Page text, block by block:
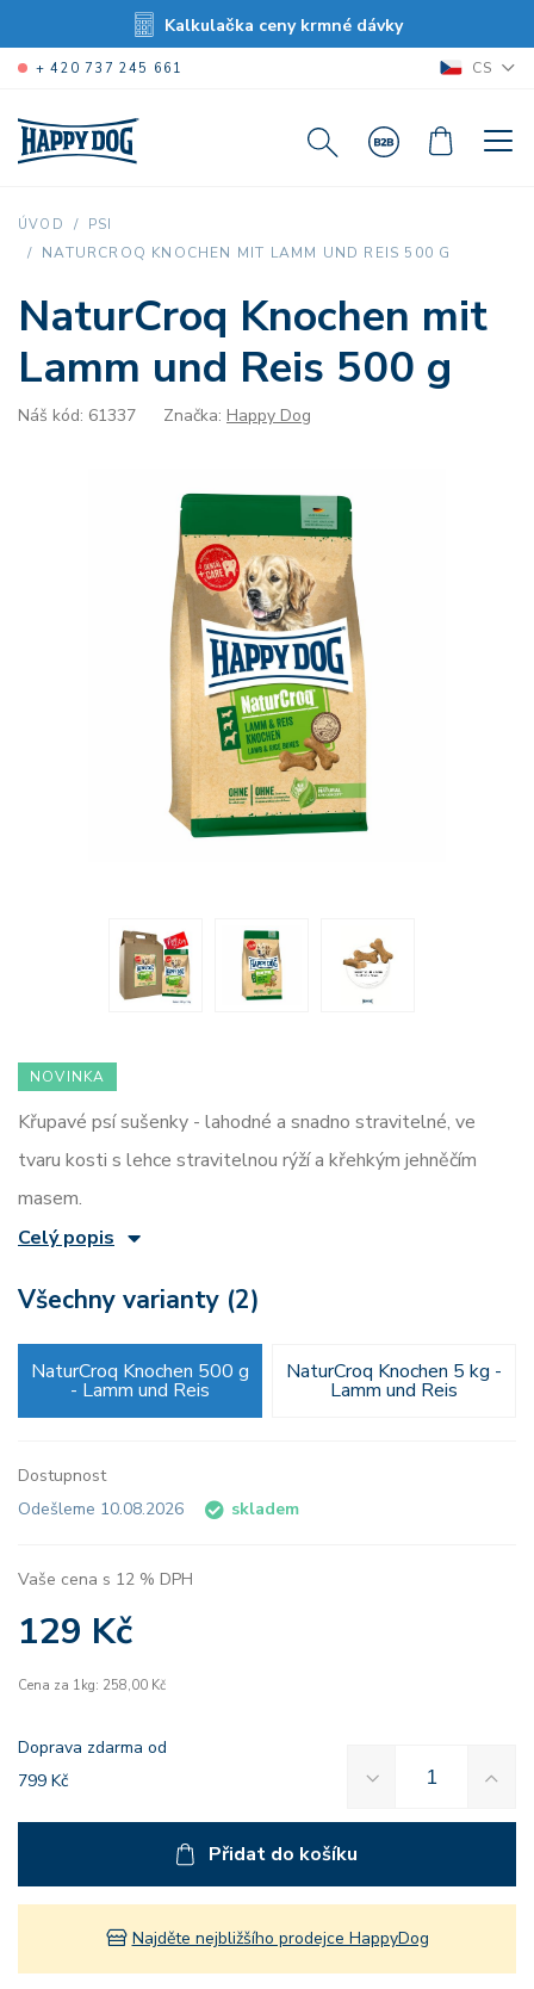
Kalkulačka ceny krmné dávky
+ 420 737 245 661 CS
ÚVOD PSI
NATURCROQ KNOCHEN MIT LAMM UND REIS 500 G
NaturCroq Knochen mit
Lamm und Reis 500 g
Náš kód: 61337 Značka: Happy Dog
NOVINKA
Křupavé psí sušenky - lahodné a snadno stravitelné, ve
tvaru kosti s lehce stravitelnou rýží a křehkým jehněčím
masem.
Celý popis
Všechny varianty (2)
NaturCroq Knochen 500 g
- Lamm und Reis
NaturCroq Knochen 5 kg -
Lamm und Reis
Dostupnost
Odešleme 10.08.2026
skladem
Vaše cena s 12 % DPH
129 Kč
Cena za 1kg: 258,00 Kč
Doprava zdarma od
799 Kč
Přidat do košíku
Najděte nejbližšího prodejce HappyDog